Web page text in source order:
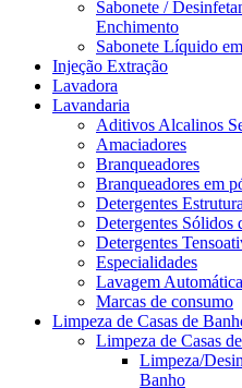
Sabonete /
Enchimento
Sabonete Líquido
Injeção Extração
Lavadora
Lavandaria
Aditivos Alcalinos
Amaciadores
Branqueadores
Branqueadores em
Detergentes
Detergentes Sólidos
Detergentes
Especialidades
Lavagem
Marcas de consumo
Limpeza de Casas de
Limpeza de Casas
Limpeza/
Banho